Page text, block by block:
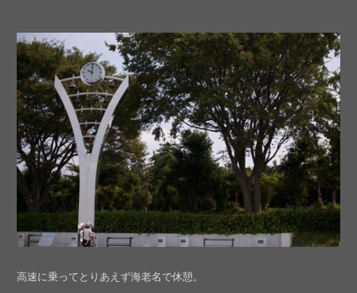
高速に乗ってとりあえず海老名で休憩。